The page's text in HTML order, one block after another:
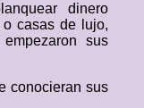
dinero
o casas de lujo,
sus
conocieran sus